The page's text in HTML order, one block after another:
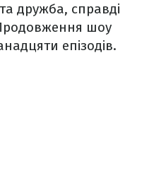
дружба, справді
шоу
епізодів.